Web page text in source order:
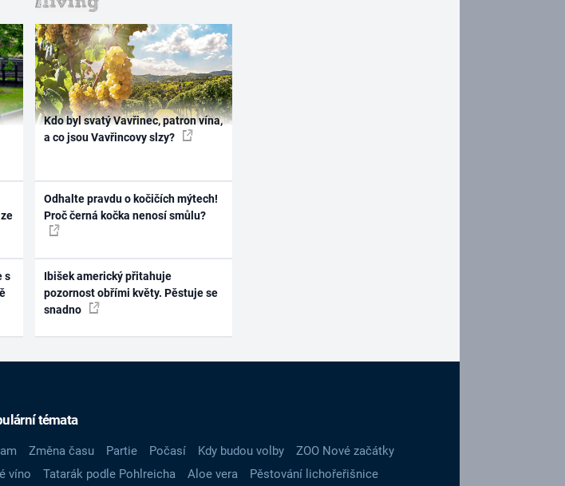
s
Kdo byl svatý Vavřinec, patron vína,
a co jsou Vavřincovy slzy?
Odhalte pravdu o kočičích mýtech!
Proč černá kočka nenosí smůlu?
Ibišek americký přitahuje
pozornost obřími květy. Pěstuje se
snadno
témata
Změna času Partie Počasí Kdy budou volby
ZOO Nové začátky
víno Tatarák podle Pohlreicha Aloe vera Pěstování lichořeřišnice